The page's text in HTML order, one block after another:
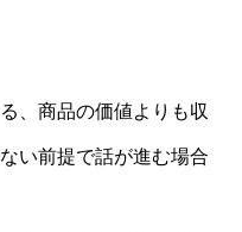
、商品の価値よりも収
い前提で話が進む場合